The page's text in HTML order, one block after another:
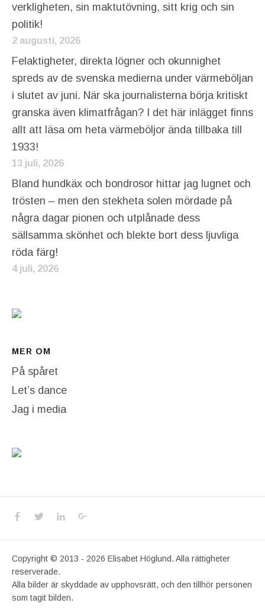
verkligheten, sin maktutövning, sitt krig och sin
politik!
2 augusti, 2026
Felaktigheter, direkta lögner och okunnighet
spreds av de svenska medierna under värmeböljan
i slutet av juni. När ska journalisterna börja kritiskt
granska även klimatfrågan? I det här inlägget finns
allt att läsa om heta värmeböljor ända tillbaka till
1933!
13 juli, 2026
Bland hundkäx och bondrosor hittar jag lugnet och
trösten – men den stekheta solen mördade på
några dagar pionen och utplånade dess
sällsamma skönhet och blekte bort dess ljuvliga
röda färg!
4 juli, 2026
MER OM
På spåret
Let’s dance
Jag i media
Social Media Profiles
Facebook
TwitterLinkedIn
Copyright © 2013 - 2026 Elisabet Höglund. Alla rättigheter
reserverade.
Alla bilder är skyddade av upphovsrätt, och den tillhör personen
som tagit bilden.